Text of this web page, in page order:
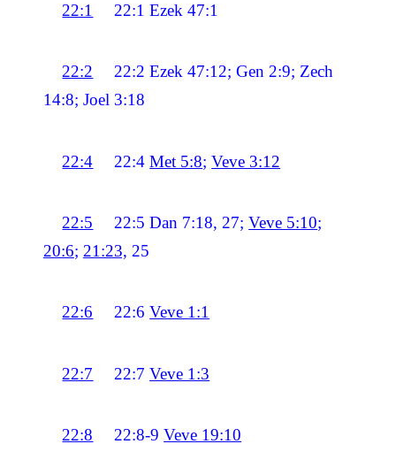
22:1 22:1Ezek 47:1
22:2 22:2Ezek 47:12; Gen 2:9; Zech
14:8; Joel 3:18
22:4 22:4Met 5:8;Veve 3:12
22:5 22:5Dan 7:18, 27;Veve 5:10;
20:6; 21:23, 25
22:6 22:6Veve 1:1
22:7 22:7Veve 1:3
22:8 22:8-9Veve 19:10